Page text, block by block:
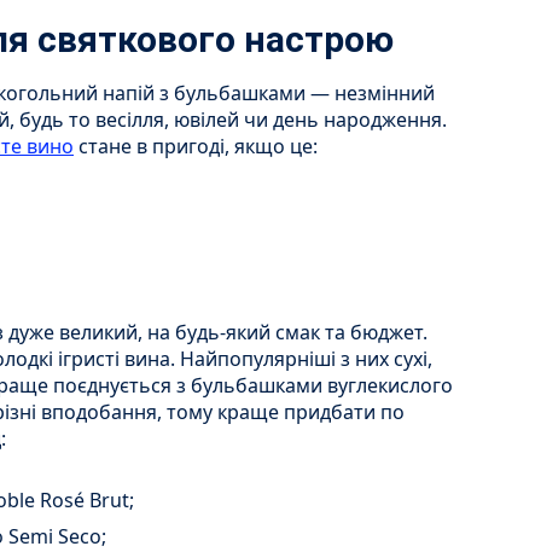
святкового настрою
напій з бульбашками — незмінний
будь то весілля, ювілей чи день народження.
вино стане в пригоді, якщо це:
дуже великий, на будь-який смак та бюджет.
ігристі вина. Найпопулярніші з них сухі,
поєднується з бульбашками вуглекислого
вподобання, тому краще придбати по
Rosé Brut;
Semi Seco;